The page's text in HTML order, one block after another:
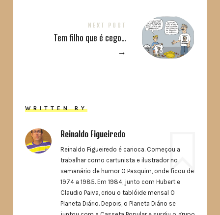
NEXT POST
Tem filho que é cego…
→
WRITTEN BY
Reinaldo Figueiredo
Reinaldo Figueiredo é carioca. Começou a
trabalhar como cartunista e ilustrador no
semanário de humor O Pasquim, onde ficou de
1974 a 1985. Em 1984, junto com Hubert e
Claudio Paiva, criou o tablóide mensal O
Planeta Diário. Depois, o Planeta Diário se